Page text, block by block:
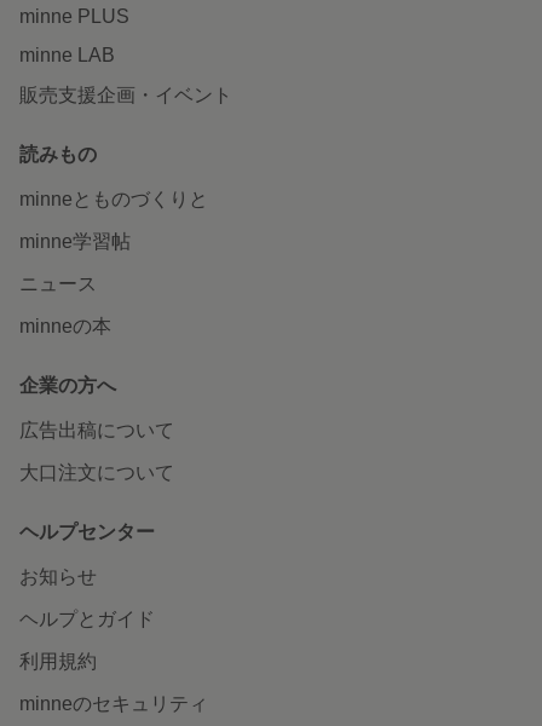
minne PLUS
minne LAB
販売支援企画・イベント
読みもの
minneとものづくりと
minne学習帖
ニュース
minneの本
企業の方へ
広告出稿について
大口注文について
ヘルプセンター
お知らせ
ヘルプとガイド
利用規約
minneのセキュリティ